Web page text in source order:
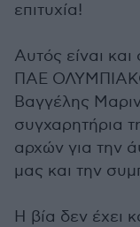
επιτυχία!
Αυτός είναι
ΠΑΕ
Βαγγέλης
συγχαρητήρια
αρχών για την
μας και την
Η βία δεν έχει